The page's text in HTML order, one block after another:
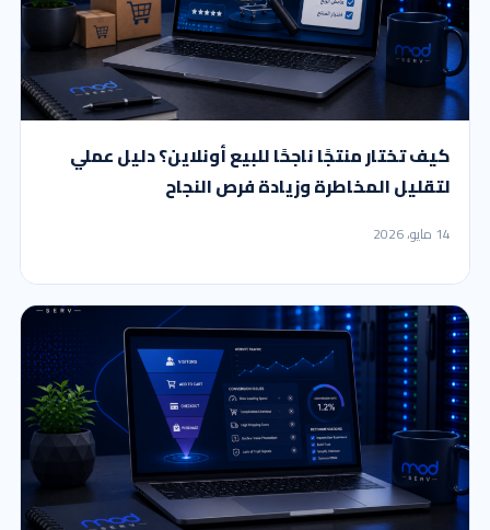
كيف تختار منتجًا ناجحًا للبيع أونلاين؟ دليل عملي
لتقليل المخاطرة وزيادة فرص النجاح
14 مايو، 2026